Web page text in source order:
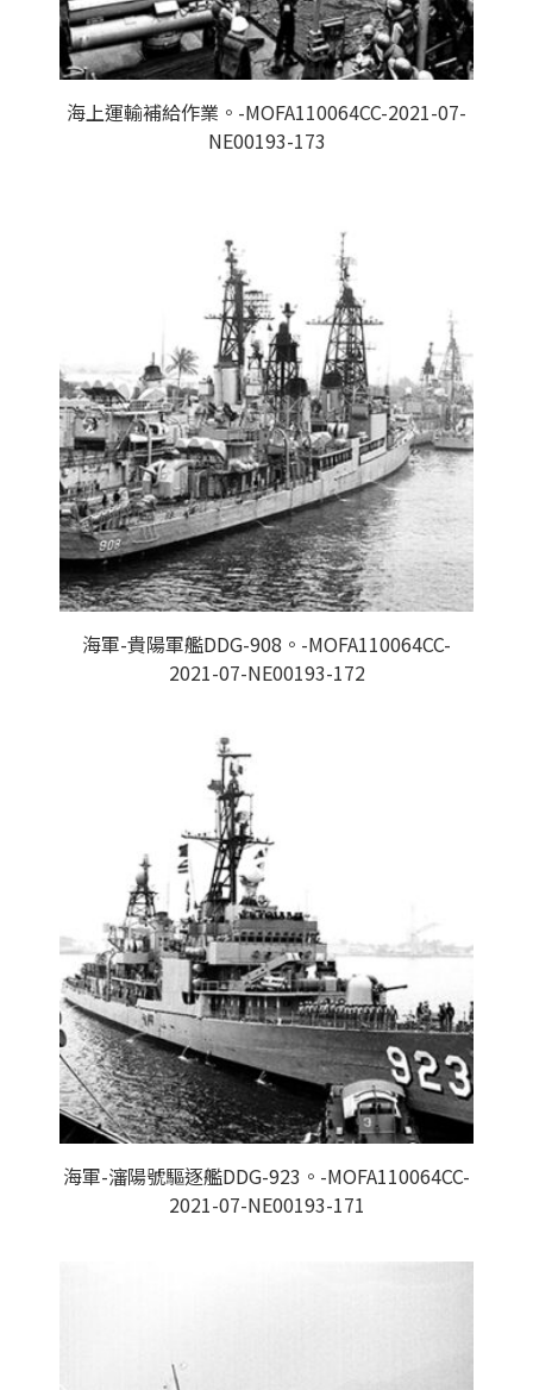
海上運輸補給作業。-MOFA110064CC-2021-07-
NE00193-173
海軍-貴陽軍艦DDG-908。-MOFA110064CC-
2021-07-NE00193-172
海軍-瀋陽號驅逐艦DDG-923。-MOFA110064CC-
2021-07-NE00193-171